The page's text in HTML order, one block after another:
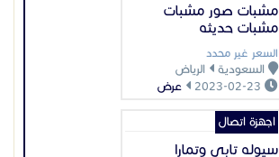
مشبات صور مشبات
مشبات حديثه
السعر غير محدد
السعودية
الرياض
عرض
سيوله تابي وتمارا
اجهزة اتصال